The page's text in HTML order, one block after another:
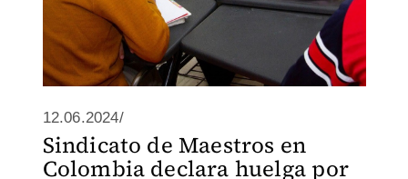
12.06.2024/
Sindicato de Maestros en
Colombia declara huelga por